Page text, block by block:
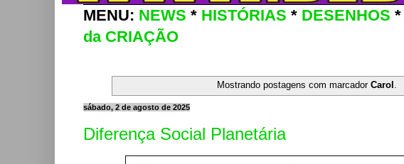
MENU: NEWS * HISTÓRIAS * DESENHOS *
da CRIAÇÃO
Mostrando postagens com marcador Carol
sábado, 2 de agosto de 2025
Diferença Social Planetária